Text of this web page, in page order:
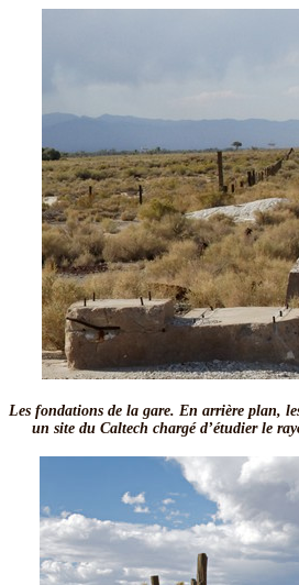
Les fondations de la gare. En arrière plan,
un site du Caltech chargé d’étudier le